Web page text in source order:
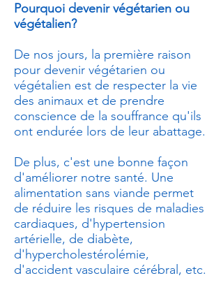
Pourquoi devenir végétarien ou
végétalien?
De nos jours, la première raison
pour devenir végétarien ou
végétalien est de respecter la vie
des animaux et de prendre
conscience de la souffrance qu'ils
ont endurée lors de leur abattage.
De plus, c'est une bonne façon
d'améliorer notre santé. Une
alimentation sans viande permet
de réduire les risques de maladies
cardiaques, d'hypertension
artérielle, de diabète,
d'hypercholestérolémie,
d'accident vasculaire cérébral, etc.